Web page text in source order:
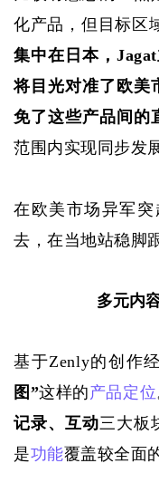
化产品，但目标区
集中在日本，
将目光对准了欧美
免了这些产品间的
范围内实现同步发
在欧美市场异军突
去，在当地站稳脚
多元内
基于Zenly的创作
图”这样的产品定位
记录、互动三大板
是功能覆盖较全面